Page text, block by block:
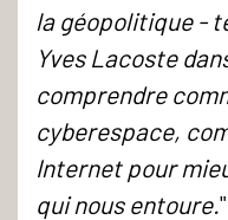
la géopolitique -
Yves Lacoste
comprendre
cyberespace,
Internet pour
qui nous entoure."